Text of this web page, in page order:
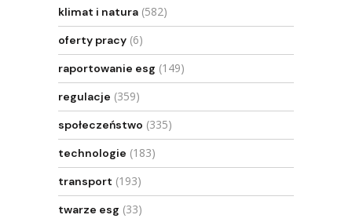
klimat i natura (582)
oferty pracy (6)
raportowanie esg (149)
regulacje (359)
społeczeństwo (335)
technologie (183)
transport (193)
twarze esg (33)